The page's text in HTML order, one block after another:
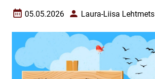
Loomise kuupäev
05.05.2026 AutorLaura-Liisa Lehtmets